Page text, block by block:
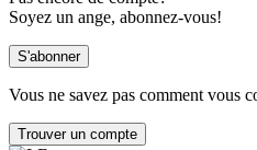
Soyez un ange, abonnez-vous!
Vous ne savez pas comment vous